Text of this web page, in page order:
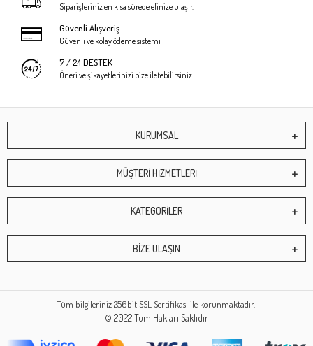
Siparişleriniz en kısa sürede elinize ulaşır.
Güvenli Alışveriş
Güvenli ve kolay ödeme sistemi
7 / 24 DESTEK
Öneri ve şikayetlerinizi bize iletebilirsiniz.
KURUMSAL
MÜŞTERİ HİZMETLERİ
KATEGORİLER
BİZE ULAŞIN
Tüm bilgileriniz 256bit SSL Sertifikası ile korunmaktadır.
© 2022Tüm Hakları Saklıdır